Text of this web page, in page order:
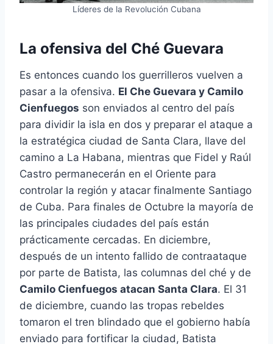
Líderes de la Revolución Cubana
La ofensiva del Ché Guevara
Es entonces cuando los guerrilleros vuelven a
pasar a la ofensiva. El Che Guevara y Camilo
Cienfuegos son enviados al centro del país
para dividir la isla en dos y preparar el ataque a
la estratégica ciudad de Santa Clara, llave del
camino a La Habana, mientras que Fidel y Raúl
Castro permanecerán en el Oriente para
controlar la región y atacar finalmente Santiago
de Cuba. Para finales de Octubre la mayoría de
las principales ciudades del país están
prácticamente cercadas. En diciembre,
después de un intento fallido de contraataque
por parte de Batista, las columnas del ché y de
Camilo Cienfuegos atacan Santa Clara. El 31
de diciembre, cuando las tropas rebeldes
tomaron el tren blindado que el gobierno había
enviado para fortificar la ciudad, Batista